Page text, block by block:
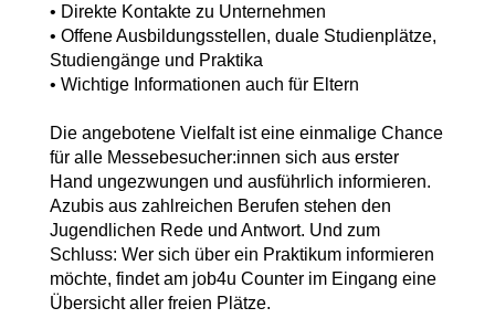
• Direkte Kontakte zu Unternehmen
• Offene Ausbildungsstellen, duale Studienplätze,
Studiengänge und Praktika
• Wichtige Informationen auch für Eltern
Die angebotene Vielfalt ist eine einmalige Chance
für alle Messebesucher:innen sich aus erster
Hand ungezwungen und ausführlich informieren.
Azubis aus zahlreichen Berufen stehen den
Jugendlichen Rede und Antwort. Und zum
Schluss: Wer sich über ein Praktikum informieren
möchte, findet am job4u Counter im Eingang eine
Übersicht aller freien Plätze.